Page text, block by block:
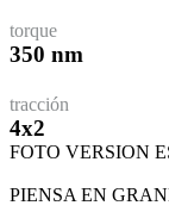
torque
350 nm
tracción
4x2
FOTO VERSION
PIENSA EN